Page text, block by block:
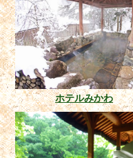
ホテルみかわ